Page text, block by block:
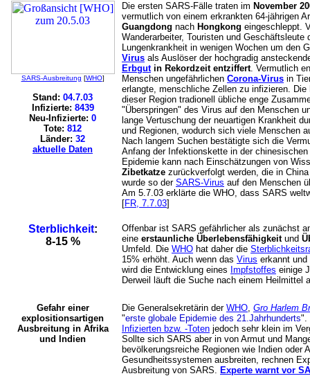
SARS-Ausbreitung [WHO]
Stand: 04.7.03
Infizierte: 8439
Neu-Infizierte: 0
Tote: 812
Länder: 32
aktuelle Daten
Die ersten SARS-Fälle traten im November
vermutlich von einem erkrankten 64-jährigen
Guangdong nach Hongkong eingeschleppt.
Wanderarbeiter, Touristen und Geschäftsleute
Lungenkrankheit in wenigen Wochen um den
Virus als Auslöser der hochgradig
Erbgutin Rekordzeit entziffert. Vermutlich
Menschen ungefährlichen Corona-Virus in
erlangte, menschliche Zellen zu infizieren.
dieser Region tradionell übliche enge
"Überspringen" des Virus auf den Menschen
lange Vertuschung der neuartigen Krankheit
und Regionen, wodurch sich viele Menschen
Nach langem Suchen bestätigte sich die
Anfang der Infektionskette in der
Epidemie kann nach Einschätzungen von
Zibetkatze zurückverfolgt werden, die in
wurde so der SARS-Virus auf den Menschen
Am 5.7.03 erklärte die WHO, dass SARS
[FR, 7.7.03]
Sterblichkeit:
8-15 %
Offenbar ist SARS gefährlicher als zunächst
eine erstaunliche Überlebensfähigkeitund
Umfeld. Die WHO hat daher die
15% erhöht. Auch wenn das Virus erkannt
wird die Entwicklung eines Impfstoffes einige
Derweil läuft die Suche nach einem Heilmittel
Gefahr einer
explositionsartigen
Ausbreitung in Afrika
und Indien
Die Generalsekretärin der WHO, Gro Harlem
"erste globale Epidemie des 21.Jahrhunderts".
Infizierten bzw. -Toten jedoch sehr klein im
Sollte sich SARS aber in von Armut und
bevölkerungsreiche Regionen wie Indien oder
Gesundheitssystemen ausbreiten, rechnen
Ausbreitung von SARS. Experte warnt vor